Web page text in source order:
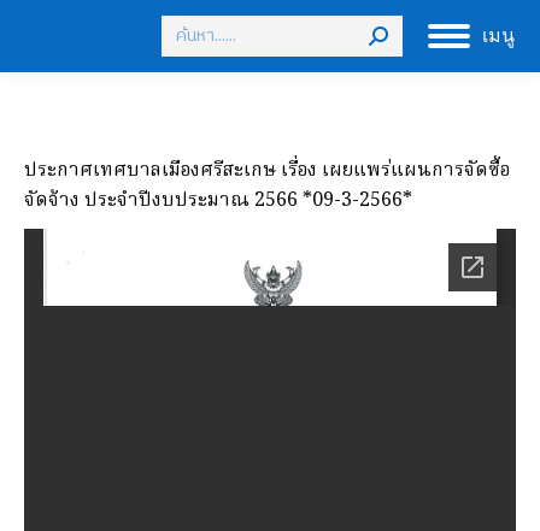
เมนู
Search:
ประกาศเทศบาลเมืองศรีสะเกษ เรื่อง เผยแพร่แผนการจัดซื้อ
จัดจ้าง ประจำปีงบประมาณ 2566 *09-3-2566*